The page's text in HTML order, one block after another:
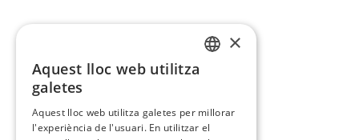
×
Aquest lloc web utilitza
galetes
Aquest lloc web utilitza galetes per millorar
l'experiència de l'usuari. En utilitzar el